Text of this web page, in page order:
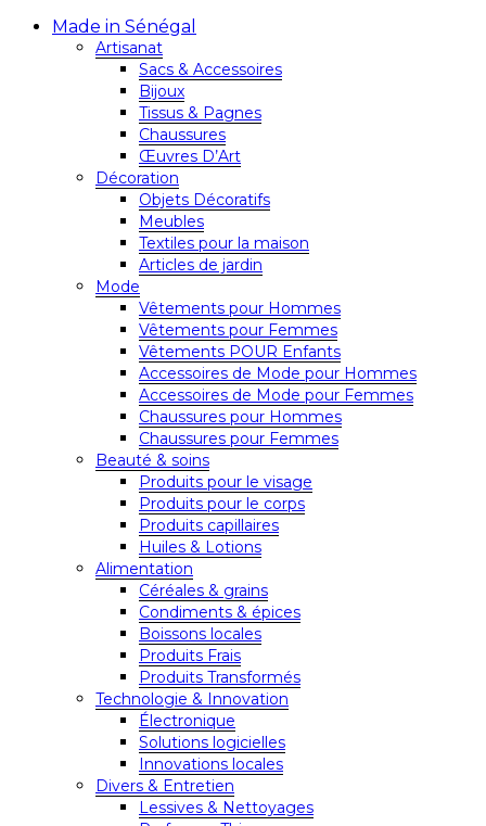
Made in Sénégal
Artisanat
Sacs & Accessoires
Bijoux
Tissus & Pagnes
Chaussures
Œuvres D’Art
Décoration
Objets Décoratifs
Meubles
Textiles pour la maison
Articles de jardin
Mode
Vêtements pour Hommes
Vêtements pour Femmes
Vêtements POUR Enfants
Accessoires de Mode pour Hommes
Accessoires de Mode pour Femmes
Chaussures pour Hommes
Chaussures pour Femmes
Beauté & soins
Produits pour le visage
Produits pour le corps
Produits capillaires
Huiles & Lotions
Alimentation
Céréales & grains
Condiments & épices
Boissons locales
Produits Frais
Produits Transformés
Technologie & Innovation
Électronique
Solutions logicielles
Innovations locales
Divers & Entretien
Lessives & Nettoyages